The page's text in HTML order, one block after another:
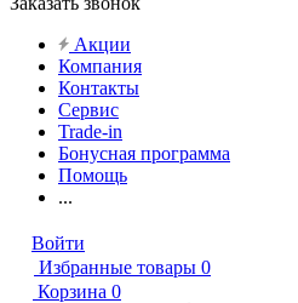
Акции
Компания
Контакты
Сервис
Trade-in
Бонусная программа
Помощь
...
Войти
Избранные товары 0
Корзина 0